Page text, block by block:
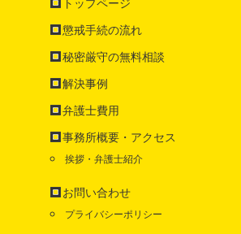
懲戒手続の流れ
秘密厳守の無料相談
解決事例
弁護士費用
事務所概要・アクセス
挨拶・弁護士紹介
お問い合わせ
プライバシーポリシー